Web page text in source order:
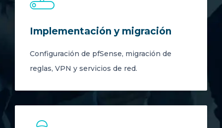
Implementación y migración
Configuración de pfSense, migración de
reglas, VPN y servicios de red.